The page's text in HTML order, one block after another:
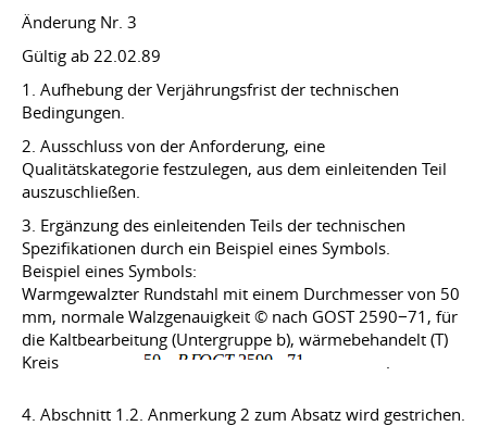
Änderung Nr. 3
Gültig ab 22.02.89
1. Aufhebung der Verjährungsfrist der technischen
Bedingungen.
2. Ausschluss von der Anforderung, eine
Qualitätskategorie festzulegen, aus dem einleitenden Teil
auszuschließen.
3. Ergänzung des einleitenden Teils der technischen
Spezifikationen durch ein Beispiel eines Symbols.
Beispiel eines Symbols:
Warmgewalzter Rundstahl mit einem Durchmesser von 50
mm, normale Walzgenauigkeit © nach GOST 2590−71, für
die Kaltbearbeitung (Untergruppe b), wärmebehandelt (T)
Kreis
.
4. Abschnitt 1.2. Anmerkung 2 zum Absatz wird gestrichen.